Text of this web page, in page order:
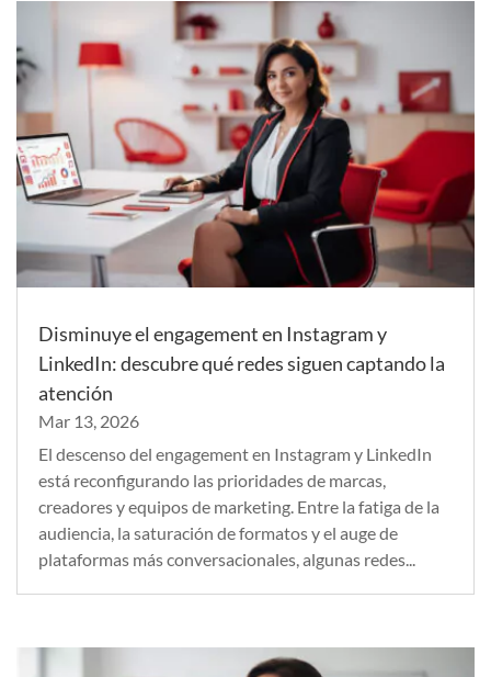
Disminuye el engagement en Instagram y
LinkedIn: descubre qué redes siguen captando la
atención
Mar 13, 2026
El descenso del engagement en Instagram y LinkedIn
está reconfigurando las prioridades de marcas,
creadores y equipos de marketing. Entre la fatiga de la
audiencia, la saturación de formatos y el auge de
plataformas más conversacionales, algunas redes...